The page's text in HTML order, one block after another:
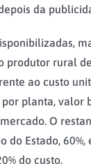
da
produtor rural
ao custo
por planta, valor
O
do Estado, 60%,
do custo.